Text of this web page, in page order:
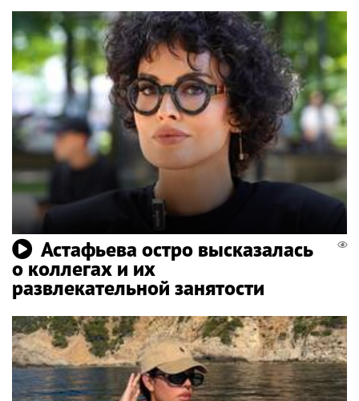
Астафьева остро высказалась
о коллегах и их
развлекательной занятости